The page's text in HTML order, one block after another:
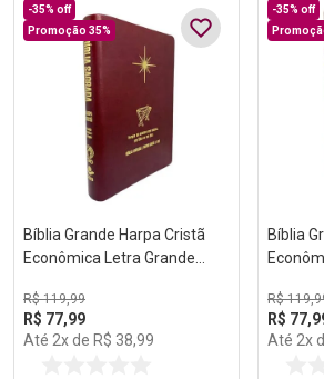
-35% off
Promoção 35%
Bíblia Grande Harpa Cristã
Econômica Letra Grande
R$ 119,99
R$ 77,99
Até 2x de R$ 38,99
-35% off
Bíblia
R$ 119,
R$ 77,
Até 2x